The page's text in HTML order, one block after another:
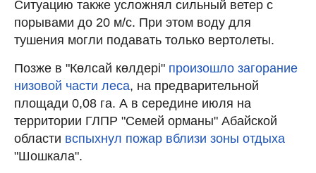
Ситуацию также усложнял сильный ветер с
порывами до 20 м/с. При этом воду для
тушения могли подавать только вертолеты.
Позже в "Көлсай көлдері" произошло загорание
низовой части леса, на предварительной
площади 0,08 га. А в середине июля на
территории ГЛПР "Семей орманы" Абайской
области вспыхнул пожар вблизи зоны отдыха
"Шошкала".